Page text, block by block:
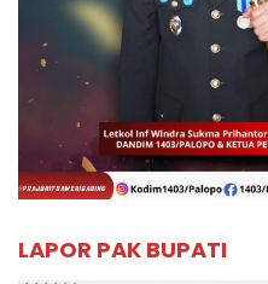
LAPOR PAK BUPATI